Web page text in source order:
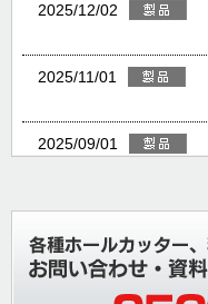
2025/12/02
2025/11/01
2025/09/01
2025/08/06